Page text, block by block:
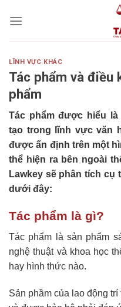
LĨNH VỰC KHÁC
Tác phẩm và điều
phẩm
Tác phẩm được hiểu
tạo trong lĩnh vực văn
được ấn định trên một
thể hiện ra bên ngoài
Lawkey sẽ phân tích cụ
dưới đây:
Tác phẩm là gì?
Tác phẩm là sản phẩm
nghệ thuật và khoa học
hay hình thức nào.
Sản phầm của lao động